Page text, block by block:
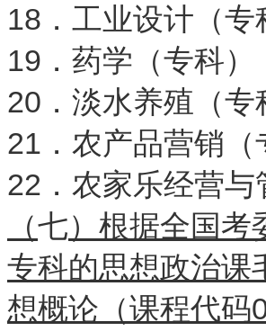
18．工业设计（
19．药学（专科
20．淡水养殖（
21．农产品营销
22．农家乐经营
（七）根据全国考
专科的思想政治课
想概论（课程代码